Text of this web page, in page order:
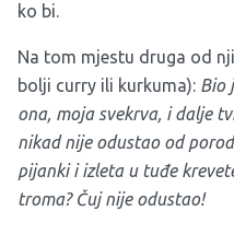
ko bi.
Na tom mjestu druga od
bolji curry ili kurkuma): Bio
ona, moja svekrva, i dalje
nikad nije odustao od
pijanki i izleta u tuđe
troma? Čuj nije odustao!